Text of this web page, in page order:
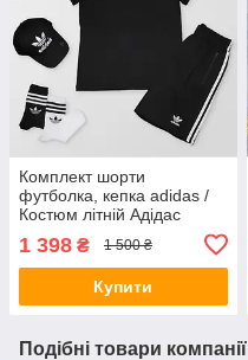
Комплект шорти
футболка, кепка adidas /
Костюм літній Адідас
чорний
1 398 ₴ 1 500 ₴
Купити
Подібні товари компанії